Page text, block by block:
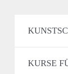
KURSE